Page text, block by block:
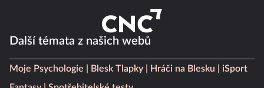
Další témata z našich webů
Moje Psychologie Blesk Tlapky Hráči na Blesku
iSport